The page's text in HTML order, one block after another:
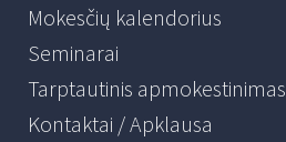
Mokesčių kalendorius
Seminarai
Tarptautinis apmokestinimas
Kontaktai / Apklausa